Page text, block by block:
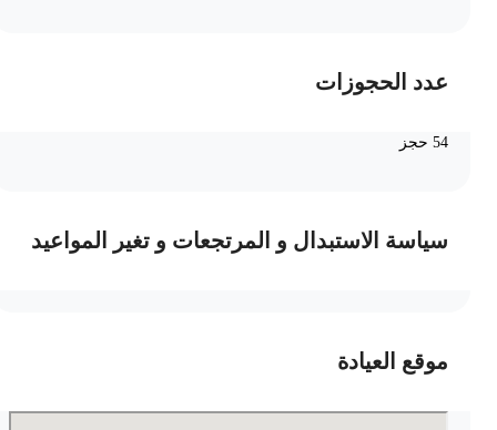
عدد الحجوزات
سياسة الاستبدال و المرتجعات و تغير المواعيد
موقع العيادة